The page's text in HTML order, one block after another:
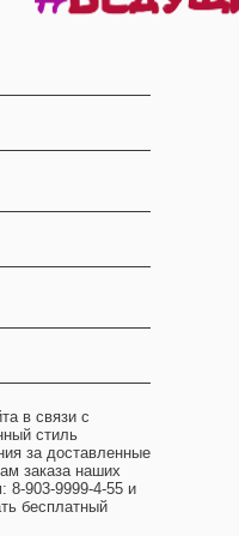
в связи с
стиль
за доставленные
заказа наших
8-903-9999-4-55 и
бесплатный